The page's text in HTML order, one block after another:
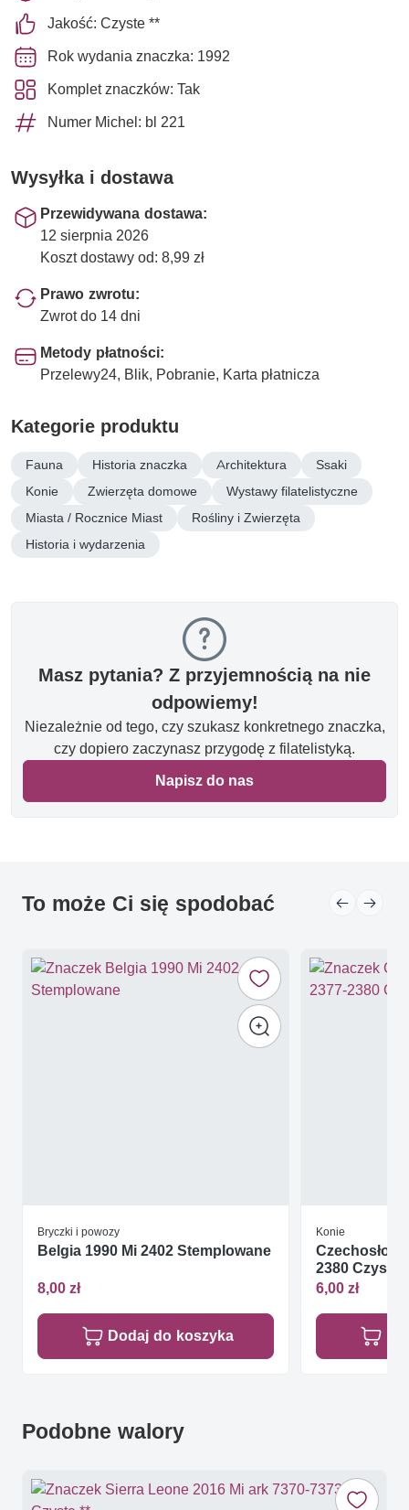
Jakość: Czyste **
Rok wydania znaczka: 1992
Komplet znaczków: Tak
Numer Michel: bl 221
Wysyłka i dostawa
Przewidywana dostawa:
12 sierpnia 2026
Koszt dostawy od: 8,99 zł
Prawo zwrotu:
Zwrot do 14 dni
Metody płatności:
Przelewy24, Blik, Pobranie, Karta płatnicza
Kategorie produktu
Fauna Historia znaczka Architektura
Ssaki
Konie
Zwierzęta domowe
Wystawy filatelistyczne
Miasta / Rocznice Miast
Rośliny i Zwierzęta
Historia i wydarzenia
Masz pytania? Z przyjemnością na nie
odpowiemy!
Niezależnie od tego, czy szukasz konkretnego znaczka,
czy dopiero zaczynasz przygodę z filatelistyką.
Napisz do nas
To może Ci się spodobać
Bryczki i powozy
Belgia 1990 Mi 2402 Stemplowane
8,00 zł
Dodaj do koszyka
Konie
2380 Czyste
6,00 zł
Podobne walory